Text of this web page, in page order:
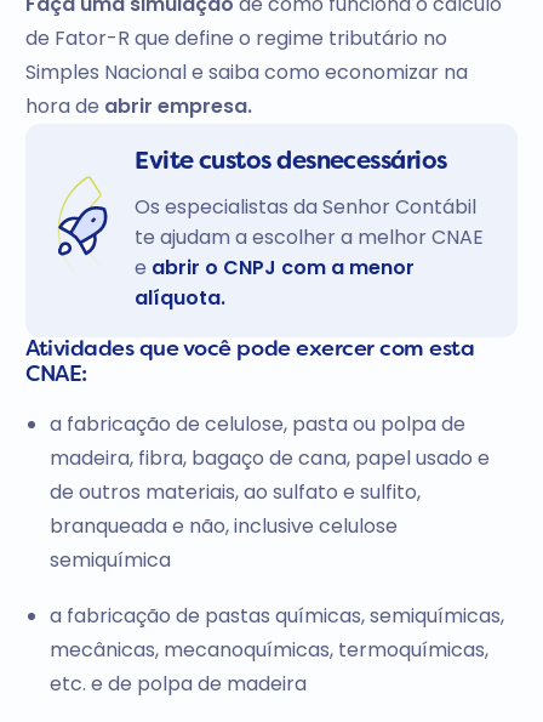
de Fator-R que define o regime tributário no
Simples Nacional e saiba como economizar na
hora de abrir empresa.
Evite custos desnecessários
Os especialistas da Senhor Contábil
te ajudam a escolher a melhor CNAE
e abrir o CNPJ com a menor
alíquota.
Atividades que você pode exercer com esta
CNAE:
a fabricação de celulose, pasta ou polpa de
madeira, fibra, bagaço de cana, papel usado e
de outros materiais, ao sulfato e sulfito,
branqueada e não, inclusive celulose
semiquímica
a fabricação de pastas químicas, semiquímicas,
mecânicas, mecanoquímicas, termoquímicas,
etc. e de polpa de madeira